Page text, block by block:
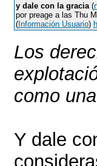
y dale con la gracia(
por preage a las Thu
( Información Usuario)
Los
como
Y dale